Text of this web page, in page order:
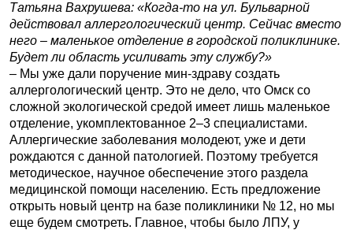
Татьяна Вахрушева: «Когда-то на ул. Бульварной
действовал аллергологический центр. Сейчас вместо
него – маленькое отделение в городской поликлинике.
Будет ли область усиливать эту службу?»
– Мы уже дали поручение мин-здраву создать
аллергологический центр. Это не дело, что Омск со
сложной экологической средой имеет лишь маленькое
отделение, укомплектованное 2–3 специалистами.
Аллергические заболевания молодеют, уже и дети
рождаются с данной патологией. Поэтому требуется
методическое, научное обеспечение этого раздела
медицинской помощи населению. Есть предложение
открыть новый центр на базе поликлиники № 12, но мы
еще будем смотреть. Главное, чтобы было ЛПУ, у